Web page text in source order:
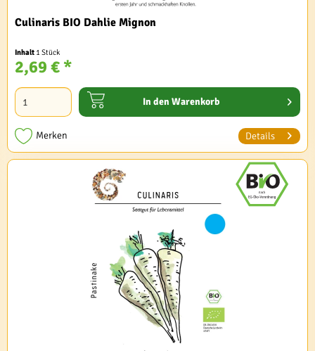
Culinaris BIO Dahlie Mignon
Inhalt 1 Stück
2,69 € *
In den Warenkorb
Merken Details